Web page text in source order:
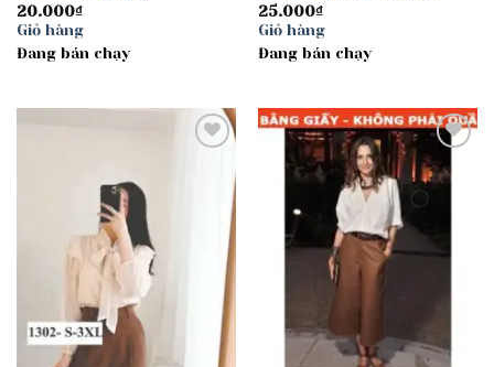
20.000₫
Giỏ hàng
Đang bán chạy
25.000₫
Giỏ hàng
Đang bán chạy
Add to
wishlist